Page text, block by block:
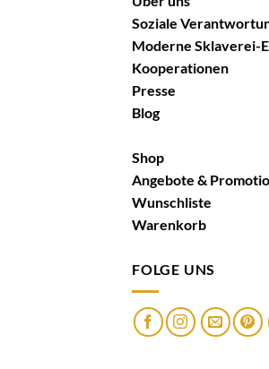
Soziale
Moderne Sklaverei-
Kooperationen
Presse
Blog
Shop
Angebote &
Wunschliste
Warenkorb
FOLGE UNS